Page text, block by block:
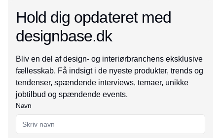
Hold dig opdateret med
designbase.dk
Bliv en del af design- og interiørbranchens eksklusive
fællesskab. Få indsigt i de nyeste produkter, trends og
tendenser, spændende interviews, temaer, unikke
jobtilbud og spændende events.
Navn